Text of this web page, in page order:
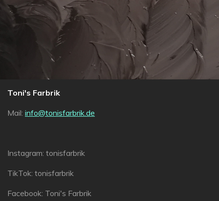
Toni's Farbrik
Mail: info@tonisfarbrik.de
Instagram: tonisfarbrik
TikTok: tonisfarbrik
Facebook: Toni's Farbrik